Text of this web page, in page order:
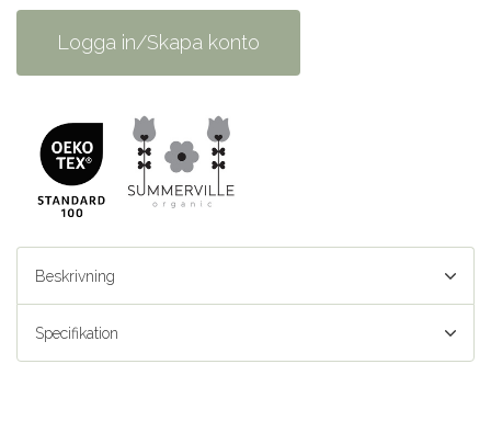
Logga in/Skapa konto
Beskrivning
Specifikation